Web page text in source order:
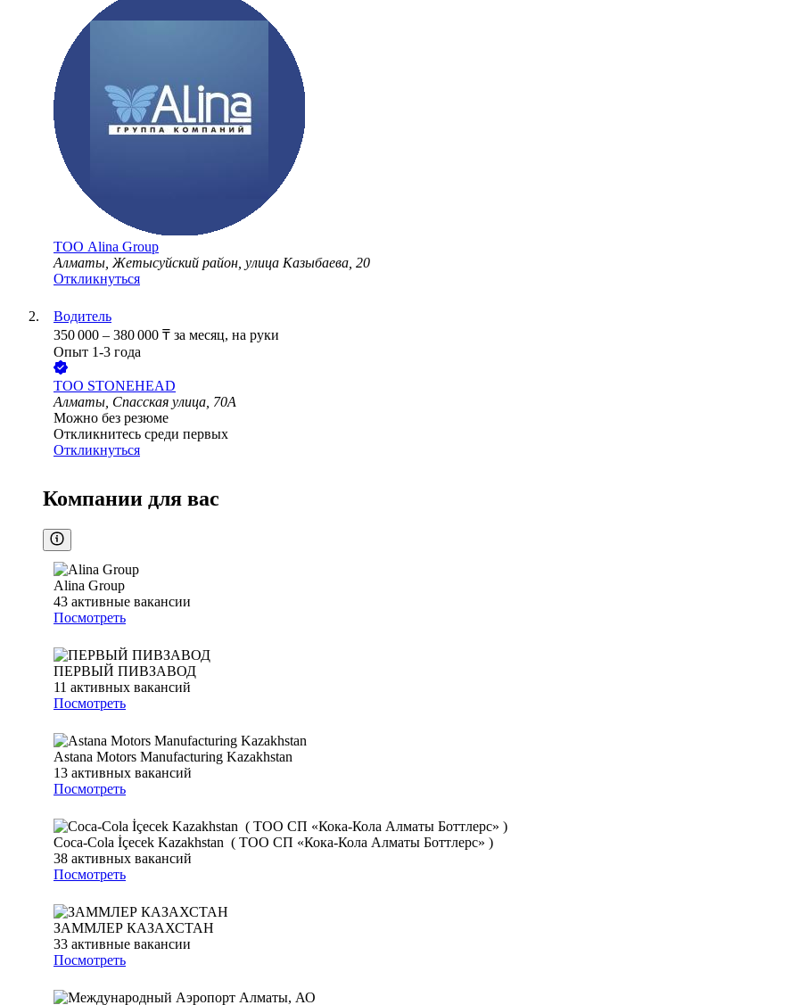
ТОО Alina Group
Алматы, Жетысуйский район, улица Казыбаева, 20
Откликнуться
Водитель
350 000 – 380 000 ₸ за месяц, на руки
Опыт 1-3 года
ТОО STONEHEAD
Алматы, Спасская улица, 70А
Можно без резюме
Откликнитесь среди первых
Откликнуться
Компании для вас
Alina Group
43 активные вакансии
Посмотреть
ПЕРВЫЙ ПИВЗАВОД
11 активных вакансий
Посмотреть
Astana Motors Manufacturing Kazakhstan
13 активных вакансий
Посмотреть
Coca-Cola İçecek Kazakhstan ( ТОО СП «Кока-Кола Алматы Боттлерс» )
38 активных вакансий
Посмотреть
ЗАММЛЕР КАЗАХСТАН
33 активные вакансии
Посмотреть